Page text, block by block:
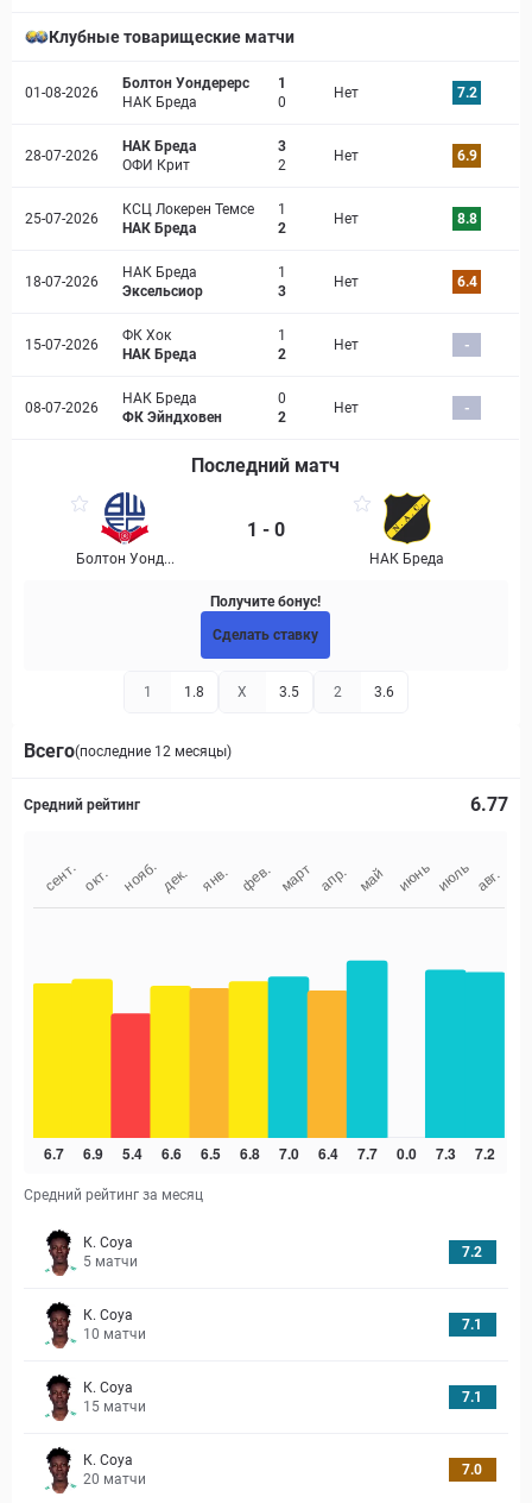
Клубные товарищеские матчи
01-08-2026
Болтон Уондерерс
НАК Бреда
1
0
Нет 7.2
28-07-2026
НАК Бреда
ОФИ Крит
3
2
Нет 6.9
25-07-2026
КСЦ Локерен Темсе
НАК Бреда
1
2
Нет 8.8
18-07-2026
НАК Бреда
Эксельсиор
1
3
Нет 6.4
15-07-2026
ФК Хок
НАК Бреда
1
2
Нет -
08-07-2026
НАК Бреда
ФК Эйндховен
0
2
Нет -
Последний матч
Болтон Уонд...
1 - 0
НАК Бреда
Получите бонус!
Сделать ставку
1 1.8 X 3.5 2 3.6
Всего(последние 12 месяцы)
Средний рейтинг 6.77
Средний рейтинг за месяц
К. Соуа
5 матчи
7.2
К. Соуа
10 матчи
7.1
К. Соуа
15 матчи
7.1
К. Соуа
20 матчи
7.0